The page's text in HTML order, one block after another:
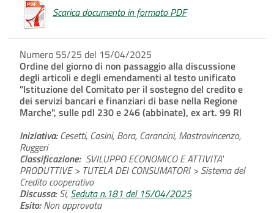
Scarica documento in formato PDF
Numero 55/25 del 15/04/2025
Ordine del giorno di non passaggio alla discussione
degli articoli e degli emendamenti al testo unificato
"Istituzione del Comitato per il sostegno del credito e
dei servizi bancari e finanziari di base nella Regione
Marche", sulle pdl 230 e 246 (abbinate), ex art. 99 RI
Iniziativa:Cesetti, Casini, Bora, Carancini, Mastrovincenzo,
Ruggeri
Classificazione: SVILUPPO ECONOMICO E ATTIVITA'
PRODUTTIVE > TUTELA DEI CONSUMATORI > Sistema del
Credito cooperativo
Discussa:Si, Seduta n.181 del 15/04/2025
Esito:Non approvata